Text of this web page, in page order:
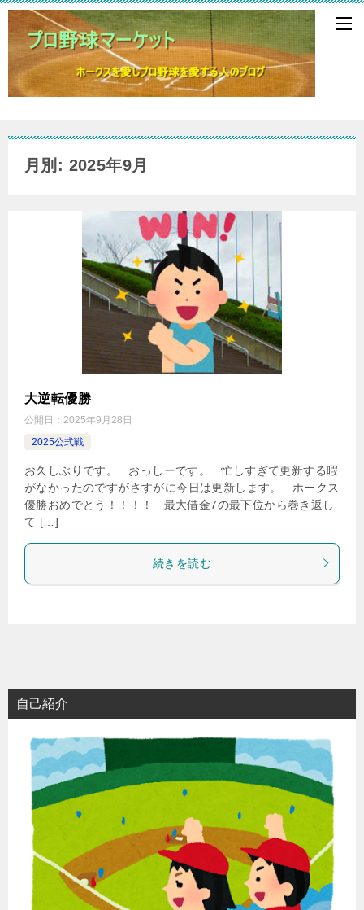
月別: 2025年9月
大逆転優勝
公開日： 2025年9月28日
2025公式戦
お久しぶりです。 おっしーです。 忙しすぎて更新する暇
がなかったのですがさすがに今日は更新します。 ホークス
優勝おめでとう！！！！ 最大借金7の最下位から巻き返し
て […]
続きを読む
自己紹介